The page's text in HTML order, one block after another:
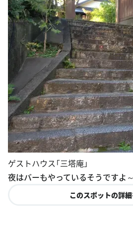
ゲストハウス「三塔庵」
夜はバーもやっているそうですよ～！